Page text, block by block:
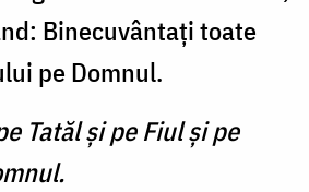
Binecuvântaţi toate
pe Domnul.
Tatăl şi pe Fiul şi pe